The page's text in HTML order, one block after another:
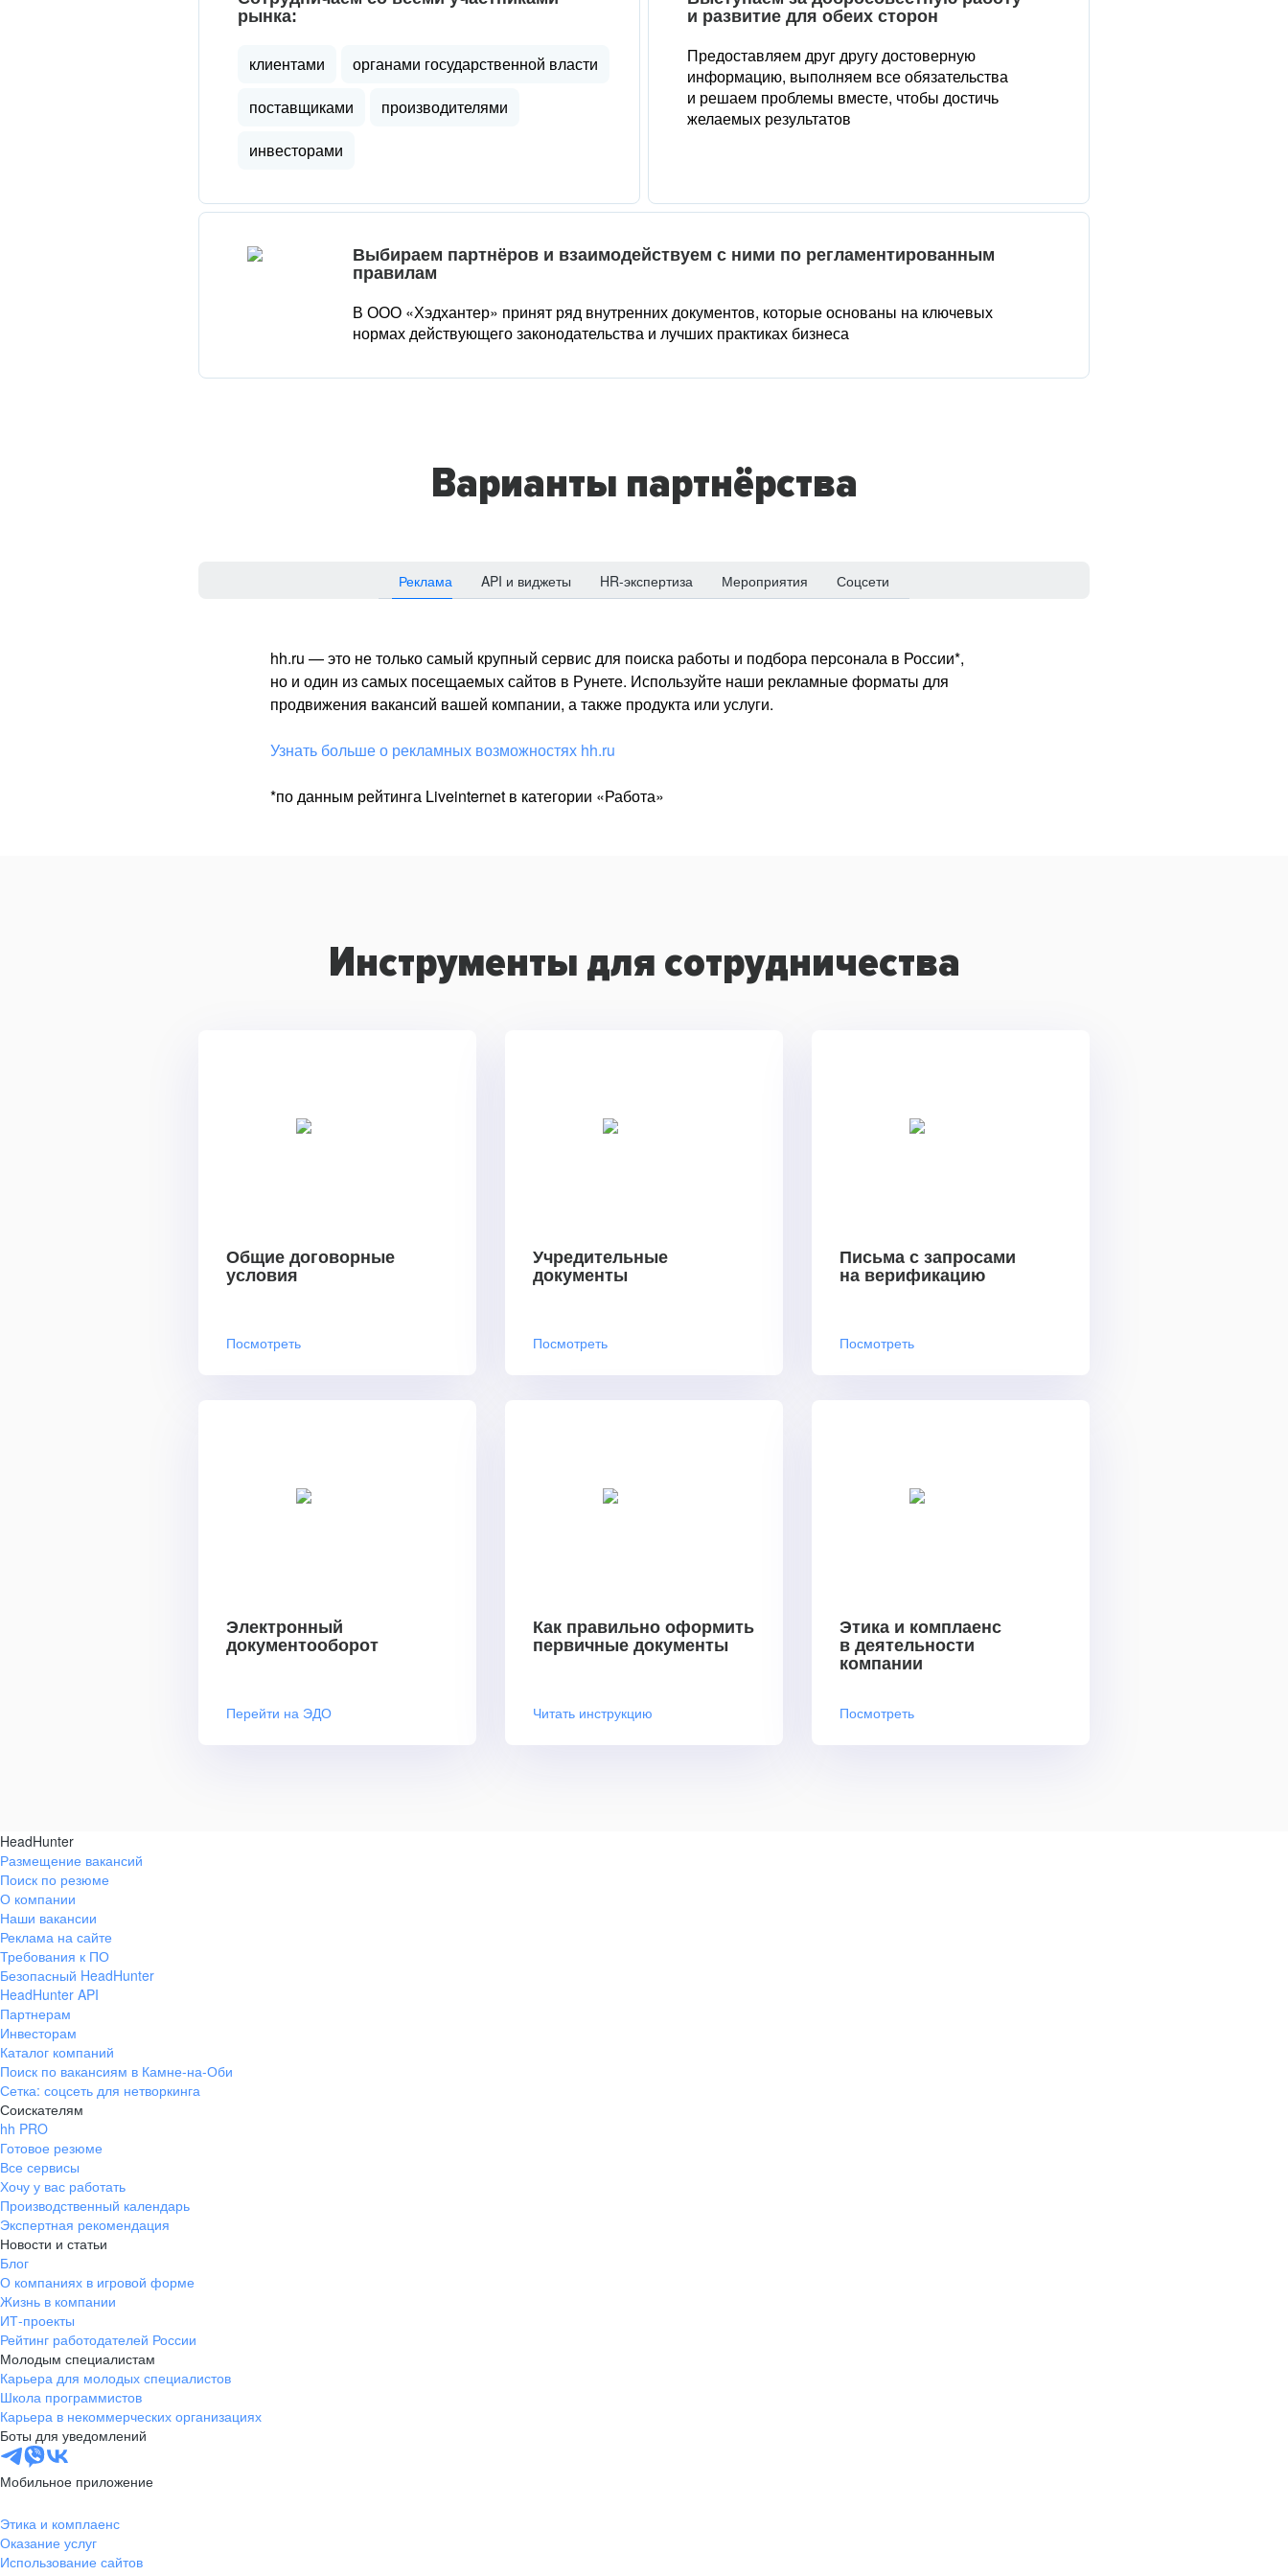
рынка:
клиентами
органами государственной власти
поставщиками
производителями
инвесторами
и развитие для обеих сторон
Предоставляем друг другу достоверную
информацию, выполняем все обязательства
и решаем проблемы вместе, чтобы достичь
желаемых результатов
Выбираем партнёров и взаимодействуем с ними по регламентированным
правилам
В ООО «Хэдхантер» принят ряд внутренних документов, которые основаны на ключевых
нормах действующего законодательства и лучших практиках бизнеса
Варианты партнёрства
Реклама API и виджеты HR-экспертиза Мероприятия Соцсети
hh.ru — это не только самый крупный сервис для поиска работы и подбора персонала в России*,
но и один из самых посещаемых сайтов в Рунете. Используйте наши рекламные форматы для
продвижения вакансий вашей компании, а также продукта или услуги.
Узнать больше о рекламных возможностях hh.ru
*по данным рейтинга Liveinternet в категории «Работа»
Инструменты для сотрудничества
Общие договорные
условия
Посмотреть
Учредительные
документы
Посмотреть
Письма с запросами
на верификацию
Посмотреть
Электронный
документооборот
Перейти на ЭДО
Как правильно оформить
первичные документы
Читать инструкцию
Этика и комплаенс
в деятельности
компании
Посмотреть
HeadHunter
Размещение вакансий
Поиск по резюме
О компании
Наши вакансии
Реклама на сайте
Требования к ПО
Безопасный HeadHunter
HeadHunter API
Партнерам
Инвесторам
Каталог компаний
Поиск по вакансиям в Камне-на-Оби
Сетка: соцсеть для нетворкинга
Соискателям
hh PRO
Готовое резюме
Все сервисы
Хочу у вас работать
Производственный календарь
Экспертная рекомендация
Новости и статьи
Блог
О компаниях в игровой форме
Жизнь в компании
ИТ-проекты
Рейтинг работодателей России
Молодым специалистам
Карьера для молодых специалистов
Школа программистов
Карьера в некоммерческих организациях
Боты для уведомлений
Мобильное приложение
Этика и комплаенс
Оказание услуг
Использование сайтов